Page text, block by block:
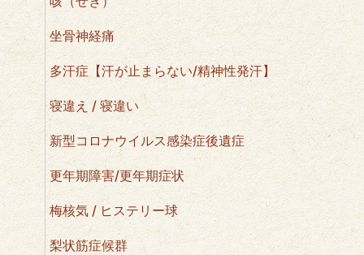
坐骨神経痛
多汗症【汗が止まらない/精神性発汗】
寝違え / 寝違い
新型コロナウイルス感染症後遺症
更年期障害/更年期症状
梅核気 / ヒステリー球
梨状筋症候群